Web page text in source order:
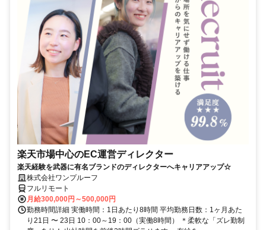
楽天市場中心のEC運営ディレクター
楽天経験を武器に有名ブランドのディレクターへキャリアアップ☆
株式会社ワンプルーフ
フルリモート
月給300,000円～500,000円
勤務時間詳細 実働時間：1日あたり8時間 平均勤務日数：1ヶ月あた
り21日 〜 23日 10：00～19：00（実働8時間） ＊柔軟な「ズレ勤制